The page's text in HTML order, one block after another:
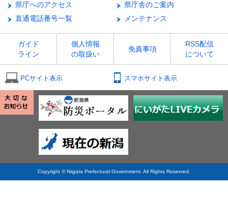
県庁へのアクセス
県庁舎のご案内
直通電話番号一覧
メンテナンス
ガイド
ライン
個人情報
の取扱い
免責事項
RSS配信
について
PCサイト表示 スマホサイト表示
Copyright © Niigata Prefectural Government. All Rights Reserved.